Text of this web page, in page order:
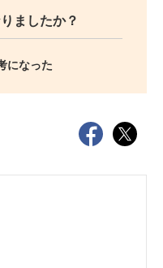
ましたか？
になった